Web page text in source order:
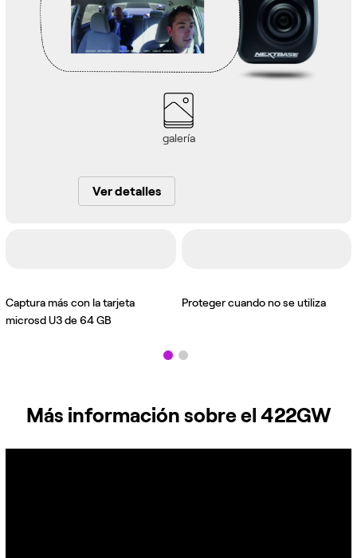
galería
Ver detalles
Captura más con la tarjeta
microsd U3 de 64 GB
Proteger cuando no se utiliza
Más información sobre el 422GW